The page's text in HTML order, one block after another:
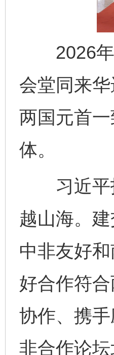
2026年4
会堂同来
两国元首
体。
习近平指
越山海。
中非友好
好合作符
协作、携
非合作论